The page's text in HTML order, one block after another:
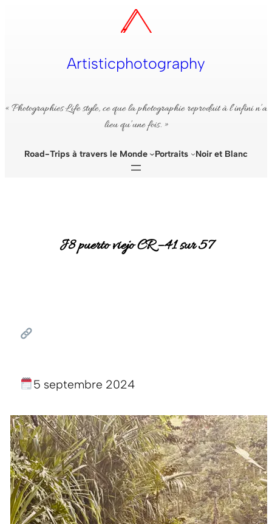
Artisticphotography
« Photographies Life style, ce que la photographie reproduit à l’infini n’a
lieu qu’une fois. »
Road-Trips à travers le Monde Portraits Noir et Blanc
J8 puerto viejo CR – 41 sur 57
5 septembre 2024